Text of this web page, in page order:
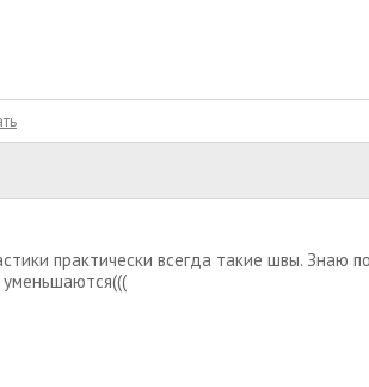
практически всегда такие швы. Знаю